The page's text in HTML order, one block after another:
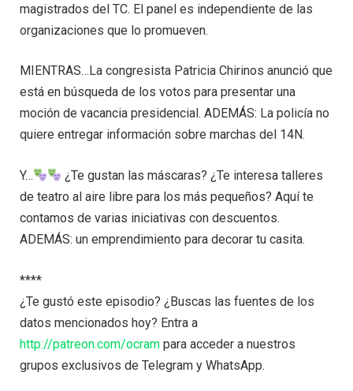
magistrados del TC. El panel es independiente de las
organizaciones que lo promueven.
MIENTRAS…La congresista Patricia Chirinos anunció que
está en búsqueda de los votos para presentar una
moción de vacancia presidencial. ADEMÁS: La policía no
quiere entregar información sobre marchas del 14N.
Y…
¿Te gustan las máscaras? ¿Te interesa talleres
de teatro al aire libre para los más pequeños? Aquí te
contamos de varias iniciativas con descuentos.
ADEMÁS: un emprendimiento para decorar tu casita.
****
¿Te gustó este episodio? ¿Buscas las fuentes de los
datos mencionados hoy? Entra a
http://patreon.com/ocram para acceder a nuestros
grupos exclusivos de Telegram y WhatsApp.